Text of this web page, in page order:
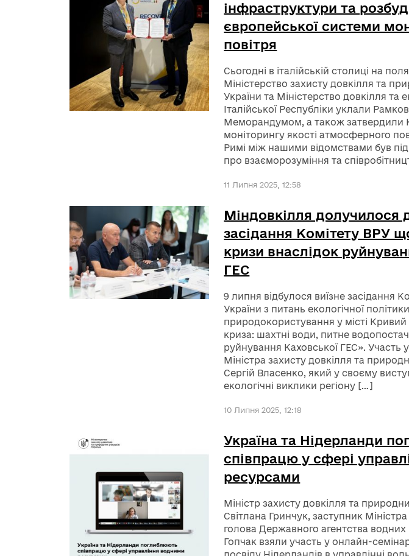
інфраструктури та
європейської системи
повітря
Сьогодні в італійській столиці на
Міністерство захисту довкілля та
України та Міністерство довкілля та
Італійської Республіки уклали
Меморандумом, а також затвердили
моніторингу якості атмосферного
Римі між нашими відомствами був
про взаєморозуміння та
11 Липня 2025, 12:58
Міндовкілля долучилося
засідання Комітету ВРУ
кризи внаслідок
ГЕС
9 липня відбулося виїзне засідання
України з питань екологічної
природокористування у місті Кривий
криза: шахтні води, питне
руйнування Каховської ГЕС». Участь
Міністра захисту довкілля та
Сергій Власенко, який у своєму
екологічні виклики регіону […]
10 Липня 2025, 12:18
Україна та Нідерланди
співпрацю у сфері
ресурсами
Міністр захисту довкілля та
Світлана Гринчук, заступник
голова Державного агентства водних
Гопчак взяли участь у онлайн-